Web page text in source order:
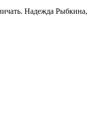
Надежда Рыбкина,